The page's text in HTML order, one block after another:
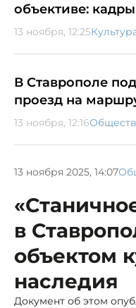
объективе:
13 ноября, 12:25
В Ставрополе
проезд на
13 ноября, 12:16
13 ноября 2025, 14:07
в
объектом
наследия
Документ об этом